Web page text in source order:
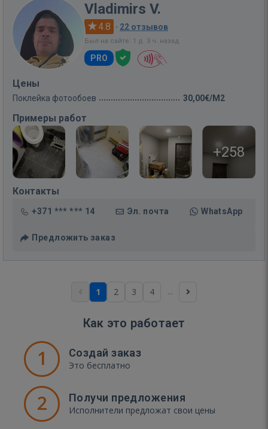
Vladimirs V.
4.8 · 22 отзывов
Был на сайте: 1 д. 3 ч. назад
PRO
Цены
Поклейка фотообоев 30,00€/M2
Примеры работ
+258
Контакты
+371 *** *** 14 Эл. почта WhatsApp
Предложить заказ
1 2 3 4 ...
Как это работает
1 Создай заказ
Это бесплатно
2 Получи предложения
Исполнители предложат свои цены